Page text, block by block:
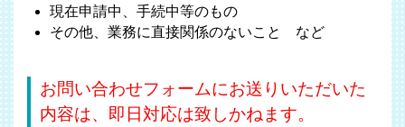
現在申請中、手続中等のもの
その他、業務に直接関係のないこと など
お問い合わせフォームにお送りいただいた
内容は、即日対応は致しかねます。